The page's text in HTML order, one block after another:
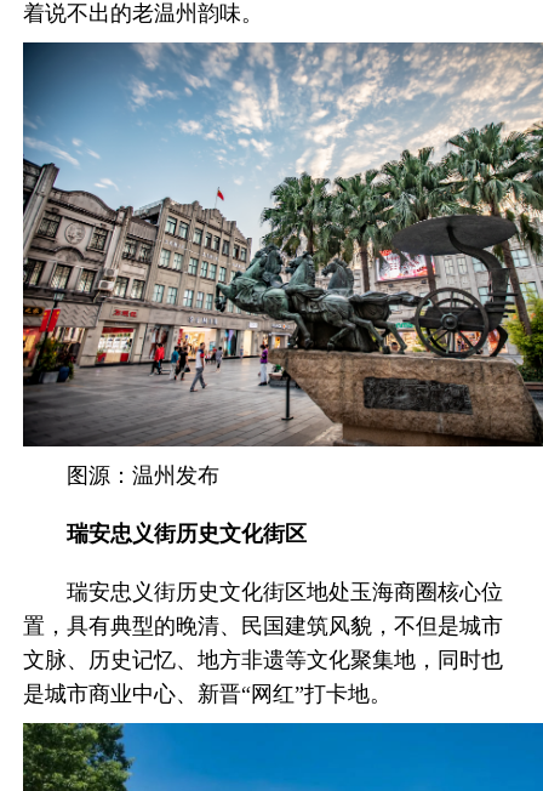
着说不出的老温州韵味。
图源：温州发布
瑞安忠义街历史文化街区
瑞安忠义街历史文化街区地处玉海商圈核心位
置，具有典型的晚清、民国建筑风貌，不但是城市
文脉、历史记忆、地方非遗等文化聚集地，同时也
是城市商业中心、新晋“网红”打卡地。